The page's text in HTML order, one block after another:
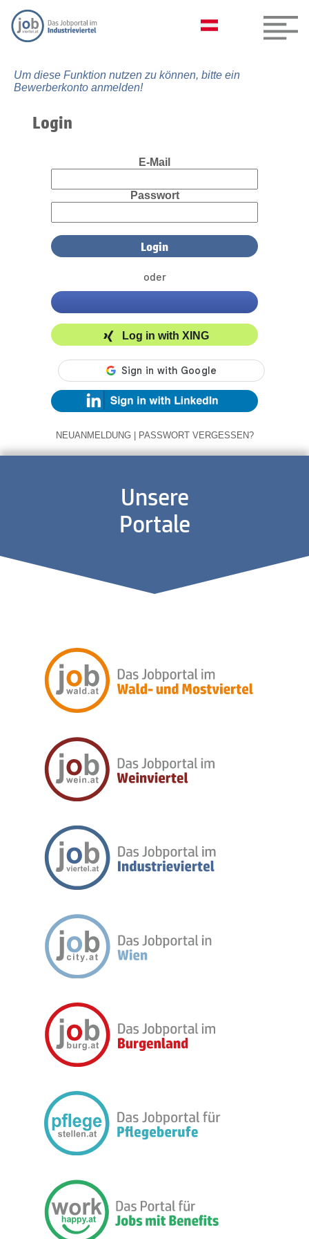
Um diese Funktion nutzen zu können, bitte ein
Bewerberkonto anmelden!
Login
E-Mail
Passwort
oder
Log in with XING
NEUANMELDUNG | PASSWORT VERGESSEN?
Unsere
Portale